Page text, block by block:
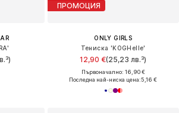
ПРОМОЦИЯ
ONLY GIRLS
Тениска 'KOGHelle'
12,90 €(25,23 лв.³)
Първоначално: 16,90 €
Последна най-ниска цена:5,16 €